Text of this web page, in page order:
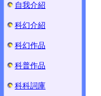
自我介紹
科幻介紹
科幻作品
科普作品
科科詞庫